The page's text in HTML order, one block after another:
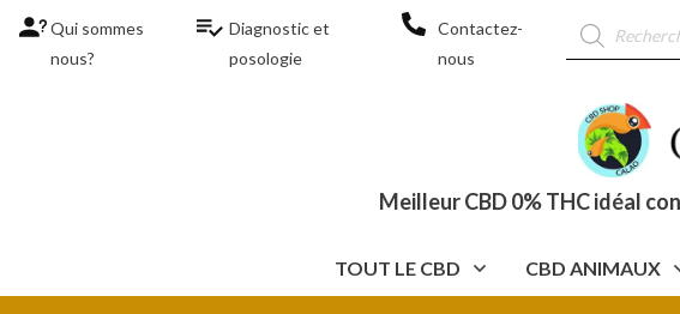
Qui sommes
nous?
Diagnostic et
posologie
Contactez-
nous
Recherche
de
produits
Meilleur CBD 0% THC idéal
TOUT LE CBD CBD ANIMAUX